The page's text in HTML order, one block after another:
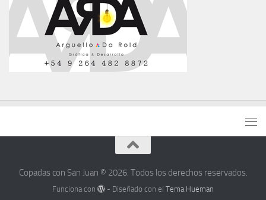
Copadas con San Juan © 2026. Todos los derechos reservados.
Funciona con - Diseñado con elTema Hueman